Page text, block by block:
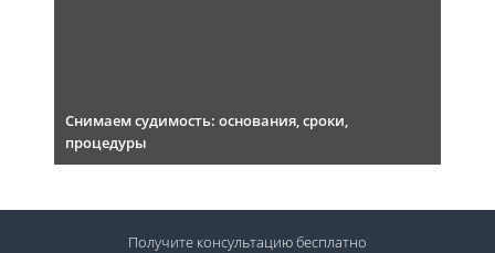
Снимаем судимость: основания, сроки,
процедуры
Получите консультациюбесплатно